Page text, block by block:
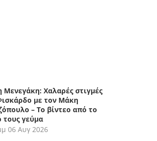
Μενεγάκη: Χαλαρές στιγμές
με τον Μάκη
– Το βίντεο από το
τους γεύμα
06 Αυγ 2026